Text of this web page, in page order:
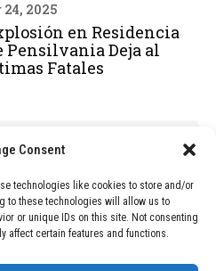
Consent
technologies like cookies to store and/or
to these technologies will allow us to
or unique IDs on this site. Not consenting
affect certain features and functions.
24, 2025
en Residencia
Pensilvania Deja al
Fatales